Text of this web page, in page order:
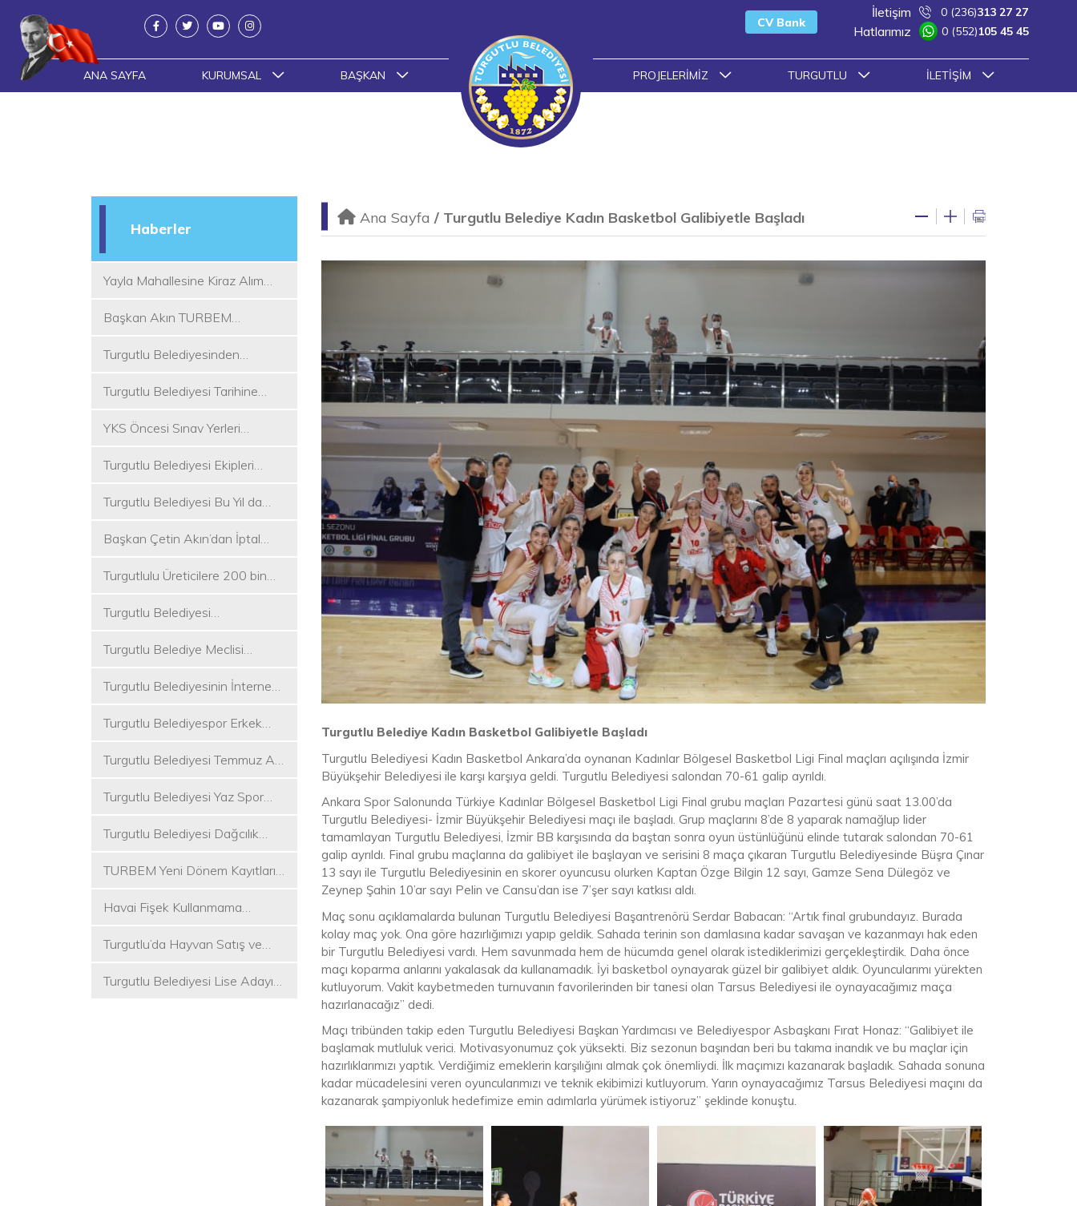
ANA SAYFA KURUMSAL BAŞKAN PROJELERIMIZ TURGUTLU İLETIŞIM
CV Bank
İletişim 0 (236)313 27 27
Hatlarımız 0 (552)105 45 45
Haberler
Yayla Mahallesine Kiraz Alım
Başkan Akın TURBEM
Turgutlu Belediyesinden
Mesai
Turgutlu Belediyesi Tarihine
YKS Öncesi Sınav Yerleri
Turgutlu Belediyesi Ekipleri
Hizmete Devam Ediyor
Turgutlu Belediyesi Bu Yıl da
Kuracak
Başkan Çetin Akın’dan İptal
Turgutlulu Üreticilere 200 bin
Turgutlu Belediyesi
Turgutlu Belediye Meclisi
Turgutlu Belediyesinin İnternet
Turgutlu Belediyespor Erkek
Turgutlu Belediyesi Temmuz Ayı
Turgutlu Belediyesi Yaz Spor
Turgutlu Belediyesi Dağcılık
Düzenledi
TURBEM Yeni Dönem Kayıtları
Havai Fişek Kullanmama
Akın Oldu
Turgutlu’da Hayvan Satış ve
Turgutlu Belediyesi Lise Adayı
Ana Sayfa / Turgutlu Belediye Kadın Basketbol Galibiyetle Başladı
Turgutlu Belediye Kadın Basketbol Galibiyetle Başladı
Turgutlu Belediyesi Kadın Basketbol Ankara’da oynanan Kadınlar Bölgesel Basketbol Ligi Final maçları açılışında İzmir
Büyükşehir Belediyesi ile karşı karşıya geldi. Turgutlu Belediyesi salondan 70-61 galip ayrıldı.
Ankara Spor Salonunda Türkiye Kadınlar Bölgesel Basketbol Ligi Final grubu maçları Pazartesi günü saat 13.00’da
Turgutlu Belediyesi- İzmir Büyükşehir Belediyesi maçı ile başladı. Grup maçlarını 8’de 8 yaparak namağlup lider
tamamlayan Turgutlu Belediyesi, İzmir BB karşısında da baştan sonra oyun üstünlüğünü elinde tutarak salondan 70-61
galip ayrıldı. Final grubu maçlarına da galibiyet ile başlayan ve serisini 8 maça çıkaran Turgutlu Belediyesinde Büşra Çınar
13 sayı ile Turgutlu Belediyesinin en skorer oyuncusu olurken Kaptan Özge Bilgin 12 sayı, Gamze Sena Dülegöz ve
Zeynep Şahin 10’ar sayı Pelin ve Cansu’dan ise 7’şer sayı katkısı aldı.
Maç sonu açıklamalarda bulunan Turgutlu Belediyesi Başantrenörü Serdar Babacan: “Artık final grubundayız. Burada
kolay maç yok. Ona göre hazırlığımızı yapıp geldik. Sahada terinin son damlasına kadar savaşan ve kazanmayı hak eden
bir Turgutlu Belediyesi vardı. Hem savunmada hem de hücumda genel olarak istediklerimizi gerçekleştirdik. Daha önce
maçı koparma anlarını yakalasak da kullanamadık. İyi basketbol oynayarak güzel bir galibiyet aldık. Oyuncularımı yürekten
kutluyorum. Vakit kaybetmeden turnuvanın favorilerinden bir tanesi olan Tarsus Belediyesi ile oynayacağımız maça
hazırlanacağız” dedi.
Maçı tribünden takip eden Turgutlu Belediyesi Başkan Yardımcısı ve Belediyespor Asbaşkanı Fırat Honaz: “Galibiyet ile
başlamak mutluluk verici. Motivasyonumuz çok yüksekti. Biz sezonun başından beri bu takıma inandık ve bu maçlar için
hazırlıklarımızı yaptık. Verdiğimiz emeklerin karşılığını almak çok önemliydi. İlk maçımızı kazanarak başladık. Sahada sonuna
kadar mücadelesini veren oyuncularımızı ve teknik ekibimizi kutluyorum. Yarın oynayacağımız Tarsus Belediyesi maçını da
kazanarak şampiyonluk hedefimize emin adımlarla yürümek istiyoruz” şeklinde konuştu.